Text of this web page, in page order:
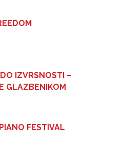
IZVRSNOSTI –
GLAZBENIKOM
FESTIVAL